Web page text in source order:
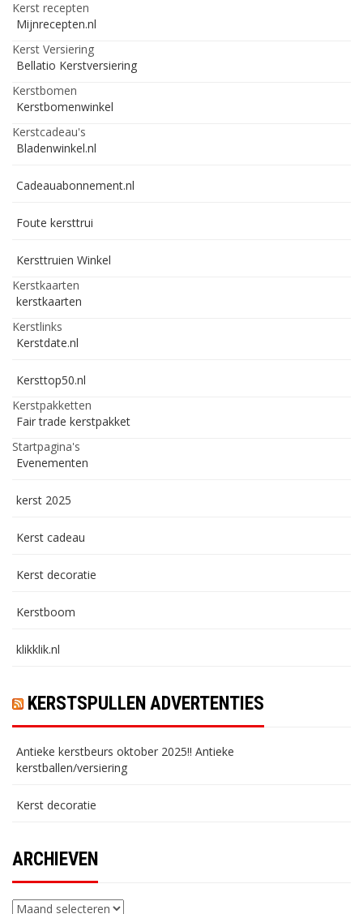
Kerst recepten
Mijnrecepten.nl
Kerst Versiering
Bellatio Kerstversiering
Kerstbomen
Kerstbomenwinkel
Kerstcadeau's
Bladenwinkel.nl
Cadeauabonnement.nl
Foute kersttrui
Kersttruien Winkel
Kerstkaarten
kerstkaarten
Kerstlinks
Kerstdate.nl
Kersttop50.nl
Kerstpakketten
Fair trade kerstpakket
Startpagina's
Evenementen
kerst 2025
Kerst cadeau
Kerst decoratie
Kerstboom
klikklik.nl
KERSTSPULLEN ADVERTENTIES
Antieke kerstbeurs oktober 2025!! Antieke
kerstballen/versiering
Kerst decoratie
ARCHIEVEN
Archieven